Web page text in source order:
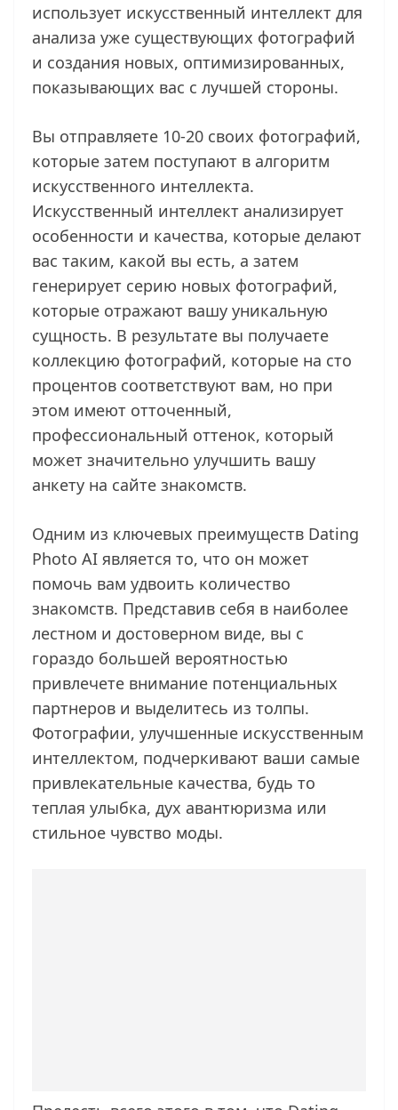
использует искусственный интеллект для
анализа уже существующих фотографий
и создания новых, оптимизированных,
показывающих вас с лучшей стороны.
Вы отправляете 10-20 своих фотографий,
которые затем поступают в алгоритм
искусственного интеллекта.
Искусственный интеллект анализирует
особенности и качества, которые делают
вас таким, какой вы есть, а затем
генерирует серию новых фотографий,
которые отражают вашу уникальную
сущность. В результате вы получаете
коллекцию фотографий, которые на сто
процентов соответствуют вам, но при
этом имеют отточенный,
профессиональный оттенок, который
может значительно улучшить вашу
анкету на сайте знакомств.
Одним из ключевых преимуществ Dating
Photo AI является то, что он может
помочь вам удвоить количество
знакомств. Представив себя в наиболее
лестном и достоверном виде, вы с
гораздо большей вероятностью
привлечете внимание потенциальных
партнеров и выделитесь из толпы.
Фотографии, улучшенные искусственным
интеллектом, подчеркивают ваши самые
привлекательные качества, будь то
теплая улыбка, дух авантюризма или
стильное чувство моды.